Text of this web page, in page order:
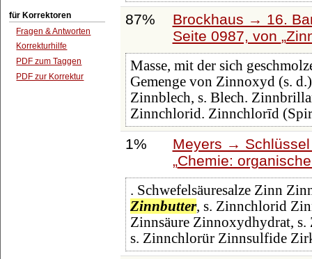
für Korrektoren
Fragen & Antworten
Korrekturhilfe
PDF zum Taggen
PDF zur Korrektur
87%
Brockhaus → 16.
Seite 0987, von
Masse, mit der sich
Gemenge von Zinnoxyd (s.
Zinnblech, s. Blech.
Zinnchlorid. Zinnchlorīd
1%
Meyers →
Chemie:
. Schwefelsäuresalze Zinn
Zinnbutter, s. Zinnchlorid
Zinnsäure Zinnoxydhydrat,
s. Zinnchlorür Zinnsulfide